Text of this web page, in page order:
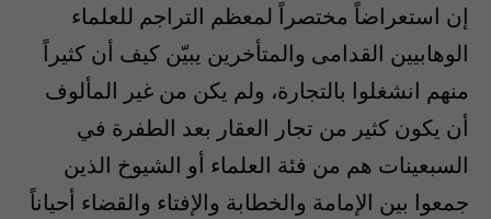
إن استعراضاً مختصراً لمعظم التراجم للعلماء
الوهابيين القدامى والمتأخرين يبيّن كيف أن كثيراً
منهم انشغلوا بالتجارة، ولم يكن من غير المألوف
أن يكون كثير من تجار العقار بعد الطفرة في
السبعينات هم من فئة العلماء أو الشيوخ الذين
جمعوا بين الإمامة والخطابة والإفتاء والقضاء أحياناً